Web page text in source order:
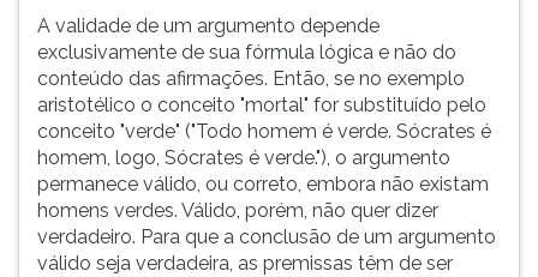
A validade de um argumento depende
exclusivamente de sua fórmula lógica e não do
conteúdo das afirmações. Então, se no exemplo
aristotélico o conceito "mortal" for substituído pelo
conceito "verde" ("Todo homem é verde. Sócrates é
homem, logo, Sócrates é verde."), o argumento
permanece válido, ou correto, embora não existam
homens verdes. Válido, porém, não quer dizer
verdadeiro. Para que a conclusão de um argumento
válido seja verdadeira, as premissas têm de ser